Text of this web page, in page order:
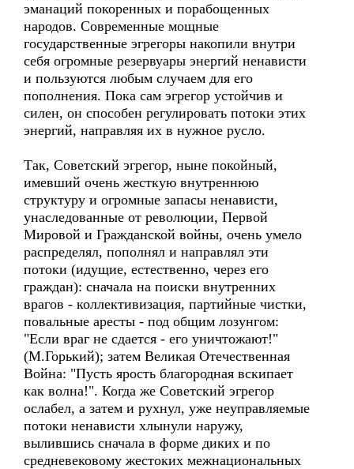
эманаций покоренных и порабощенных
народов. Современные мощные
государственные эгрегоры накопили внутри
себя огромные резервуары энергий ненависти
и пользуются любым случаем для его
пополнения. Пока сам эгрегор устойчив и
силен, он способен регулировать потоки этих
энергий, направляя их в нужное русло.
Так, Советский эгрегор, ныне покойный,
имевший очень жесткую внутреннюю
структуру и огромные запасы ненависти,
унаследованные от революции, Первой
Мировой и Гражданской войны, очень умело
распределял, пополнял и направлял эти
потоки (идущие, естественно, через его
граждан): сначала на поиски внутренних
врагов - коллективизация, партийные чистки,
повальные аресты - под общим лозунгом:
"Если враг не сдается - его уничтожают!"
(М.Горький); затем Великая Отечественная
Война: "Пусть ярость благородная вскипает
как волна!". Когда же Советский эгрегор
ослабел, а затем и рухнул, уже неуправляемые
потоки ненависти хлынули наружу,
вылившись сначала в форме диких и по
средневековому жестоких межнациональных